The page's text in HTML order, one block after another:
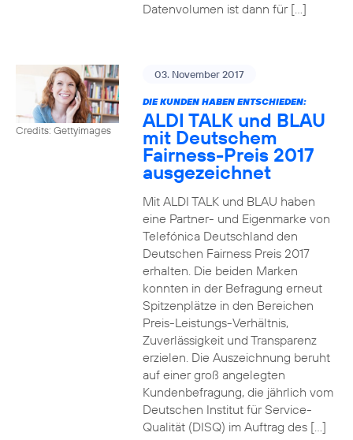
Datenvolumen ist dann für […]
Credits: Gettyimages
03. November 2017
DIE KUNDEN HABEN ENTSCHIEDEN:
ALDI TALK und BLAU
mit Deutschem
Fairness-Preis 2017
ausgezeichnet
Mit ALDI TALK und BLAU haben
eine Partner- und Eigenmarke von
Telefónica Deutschland den
Deutschen Fairness Preis 2017
erhalten. Die beiden Marken
konnten in der Befragung erneut
Spitzenplätze in den Bereichen
Preis-Leistungs-Verhältnis,
Zuverlässigkeit und Transparenz
erzielen. Die Auszeichnung beruht
auf einer groß angelegten
Kundenbefragung, die jährlich vom
Deutschen Institut für Service-
Qualität (DISQ) im Auftrag des […]